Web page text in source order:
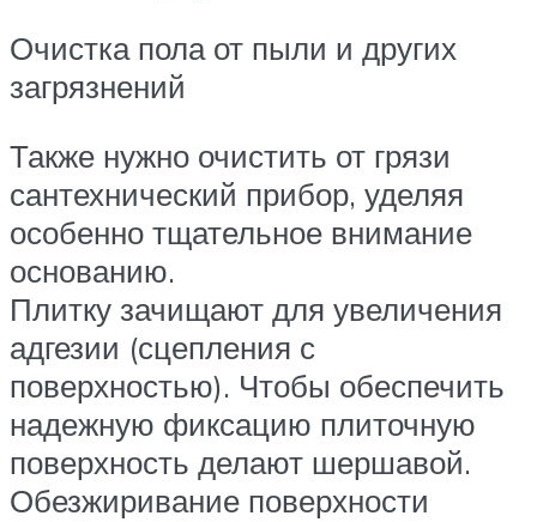
Очистка пола от пыли и других
загрязнений
Также нужно очистить от грязи
сантехнический прибор, уделяя
особенно тщательное внимание
основанию.
Плитку зачищают для увеличения
адгезии (сцепления с
поверхностью). Чтобы обеспечить
надежную фиксацию плиточную
поверхность делают шершавой.
Обезжиривание поверхности